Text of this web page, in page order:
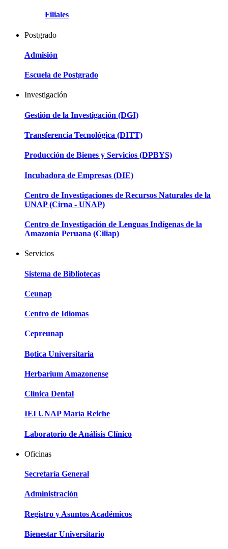
Filiales
Postgrado
Admisión
Escuela de Postgrado
Investigación
Gestión de la Investigación (DGI)
Transferencia Tecnológica (DITT)
Producción de Bienes y Servicios (DPBYS)
Incubadora de Empresas (DIE)
Centro de Investigaciones de Recursos Naturales de la
UNAP (Cirna - UNAP)
Centro de Investigación de Lenguas Indígenas de la
Amazonía Peruana (Ciliap)
Servicios
Sistema de Bibliotecas
Ceunap
Centro de Idiomas
Cepreunap
Botica Universitaria
Herbarium Amazonense
Clínica Dental
IEI UNAP María Reiche
Laboratorio de Análisis Clínico
Oficinas
Secretaría General
Administración
Registro y Asuntos Académicos
Bienestar Universitario